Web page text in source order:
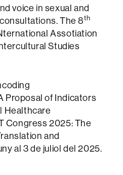
voice in sexual and
The 8th
Assotiation
Studies
Proposal of Indicators
Healthcare
Congress 2025: The
and
al 3 de juliol del 2025.